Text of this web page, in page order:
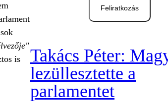
is
Feliratkozás
Takács Péter:
lezüllesztette a
parlamentet